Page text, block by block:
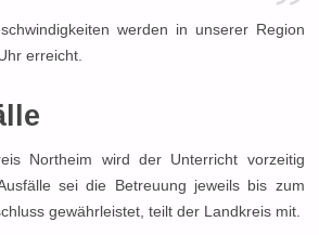
werden in unserer Region
erreicht.
Northeim wird der Unterricht vorzeitig
sei die Betreuung jeweils bis zum
gewährleistet, teilt der Landkreis mit.